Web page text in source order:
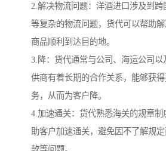
2.解决物流问题：洋酒进口涉及到
等复杂的物流问题，货代可以帮助
商品顺利到达目的地。
3.降：货代通常与公司、海运公司
供商有着长期的合作关系，能够获
务，从而为客户降。
4.加速通关：货代熟悉海关的规章
助客户加速通关，避免因不了解规
款等问题。